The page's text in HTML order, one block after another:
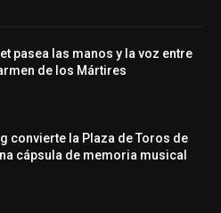
pasea las manos y la voz entre
de los Mártires
convierte la Plaza de Toros de
cápsula de memoria musical